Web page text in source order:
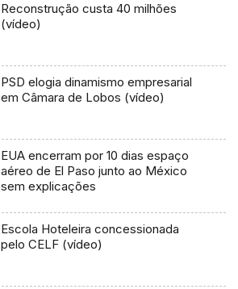
Reconstrução custa 40 milhões
(vídeo)
PSD elogia dinamismo empresarial
em Câmara de Lobos (vídeo)
EUA encerram por 10 dias espaço
aéreo de El Paso junto ao México
sem explicações
Escola Hoteleira concessionada
pelo CELF (vídeo)